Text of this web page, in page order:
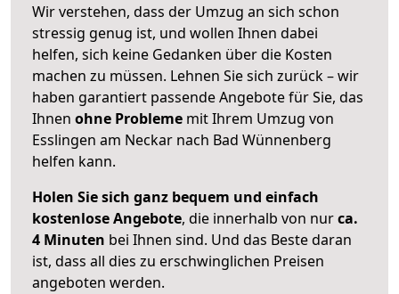
Wir verstehen, dass der Umzug an sich schon
stressig genug ist, und wollen Ihnen dabei
helfen, sich keine Gedanken über die Kosten
machen zu müssen. Lehnen Sie sich zurück – wir
haben garantiert passende Angebote für Sie, das
Ihnen ohne Probleme mit Ihrem Umzug von
Esslingen am Neckar nach Bad Wünnenberg
helfen kann.
Holen Sie sich ganz bequem und einfach
kostenlose Angebote, die innerhalb von nurca.
4 Minuten bei Ihnen sind. Und das Beste daran
ist, dass all dies zu erschwinglichen Preisen
angeboten werden.